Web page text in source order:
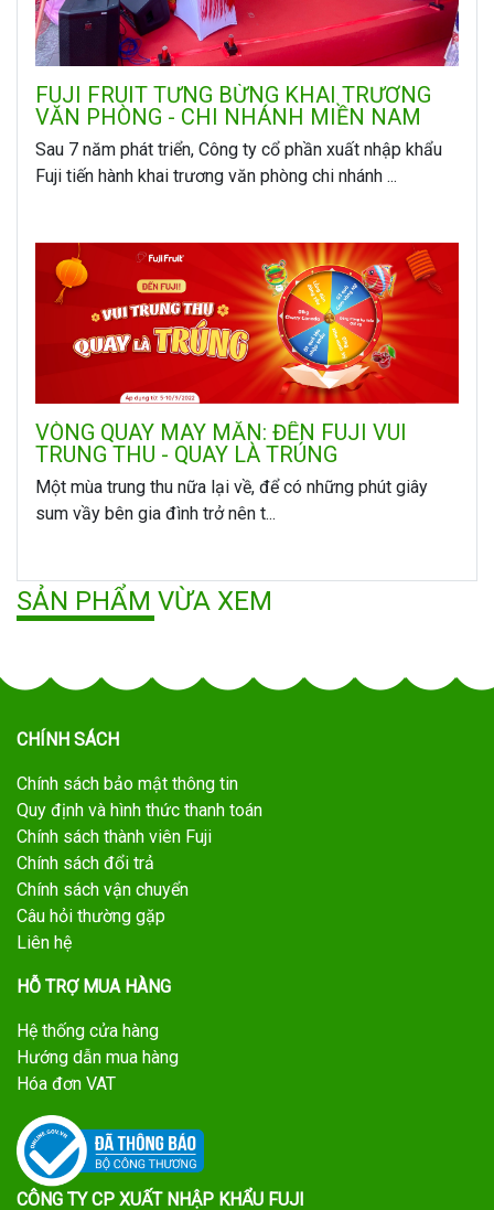
FUJI FRUIT TƯNG BỪNG KHAI TRƯƠNG
VĂN PHÒNG - CHI NHÁNH MIỀN NAM
Sau 7 năm phát triển, Công ty cổ phần xuất nhập khẩu
Fuji tiến hành khai trương văn phòng chi nhánh ...
VÒNG QUAY MAY MẮN: ĐẾN FUJI VUI
TRUNG THU - QUAY LÀ TRÚNG
Một mùa trung thu nữa lại về, để có những phút giây
sum vầy bên gia đình trở nên t...
SẢN PHẨM VỪA XEM
CHÍNH SÁCH
Chính sách bảo mật thông tin
Quy định và hình thức thanh toán
Chính sách thành viên Fuji
Chính sách đổi trả
Chính sách vận chuyển
Câu hỏi thường gặp
Liên hệ
HỖ TRỢ MUA HÀNG
Hệ thống cửa hàng
Hướng dẫn mua hàng
Hóa đơn VAT
CÔNG TY CP XUẤT NHẬP KHẨU FUJI